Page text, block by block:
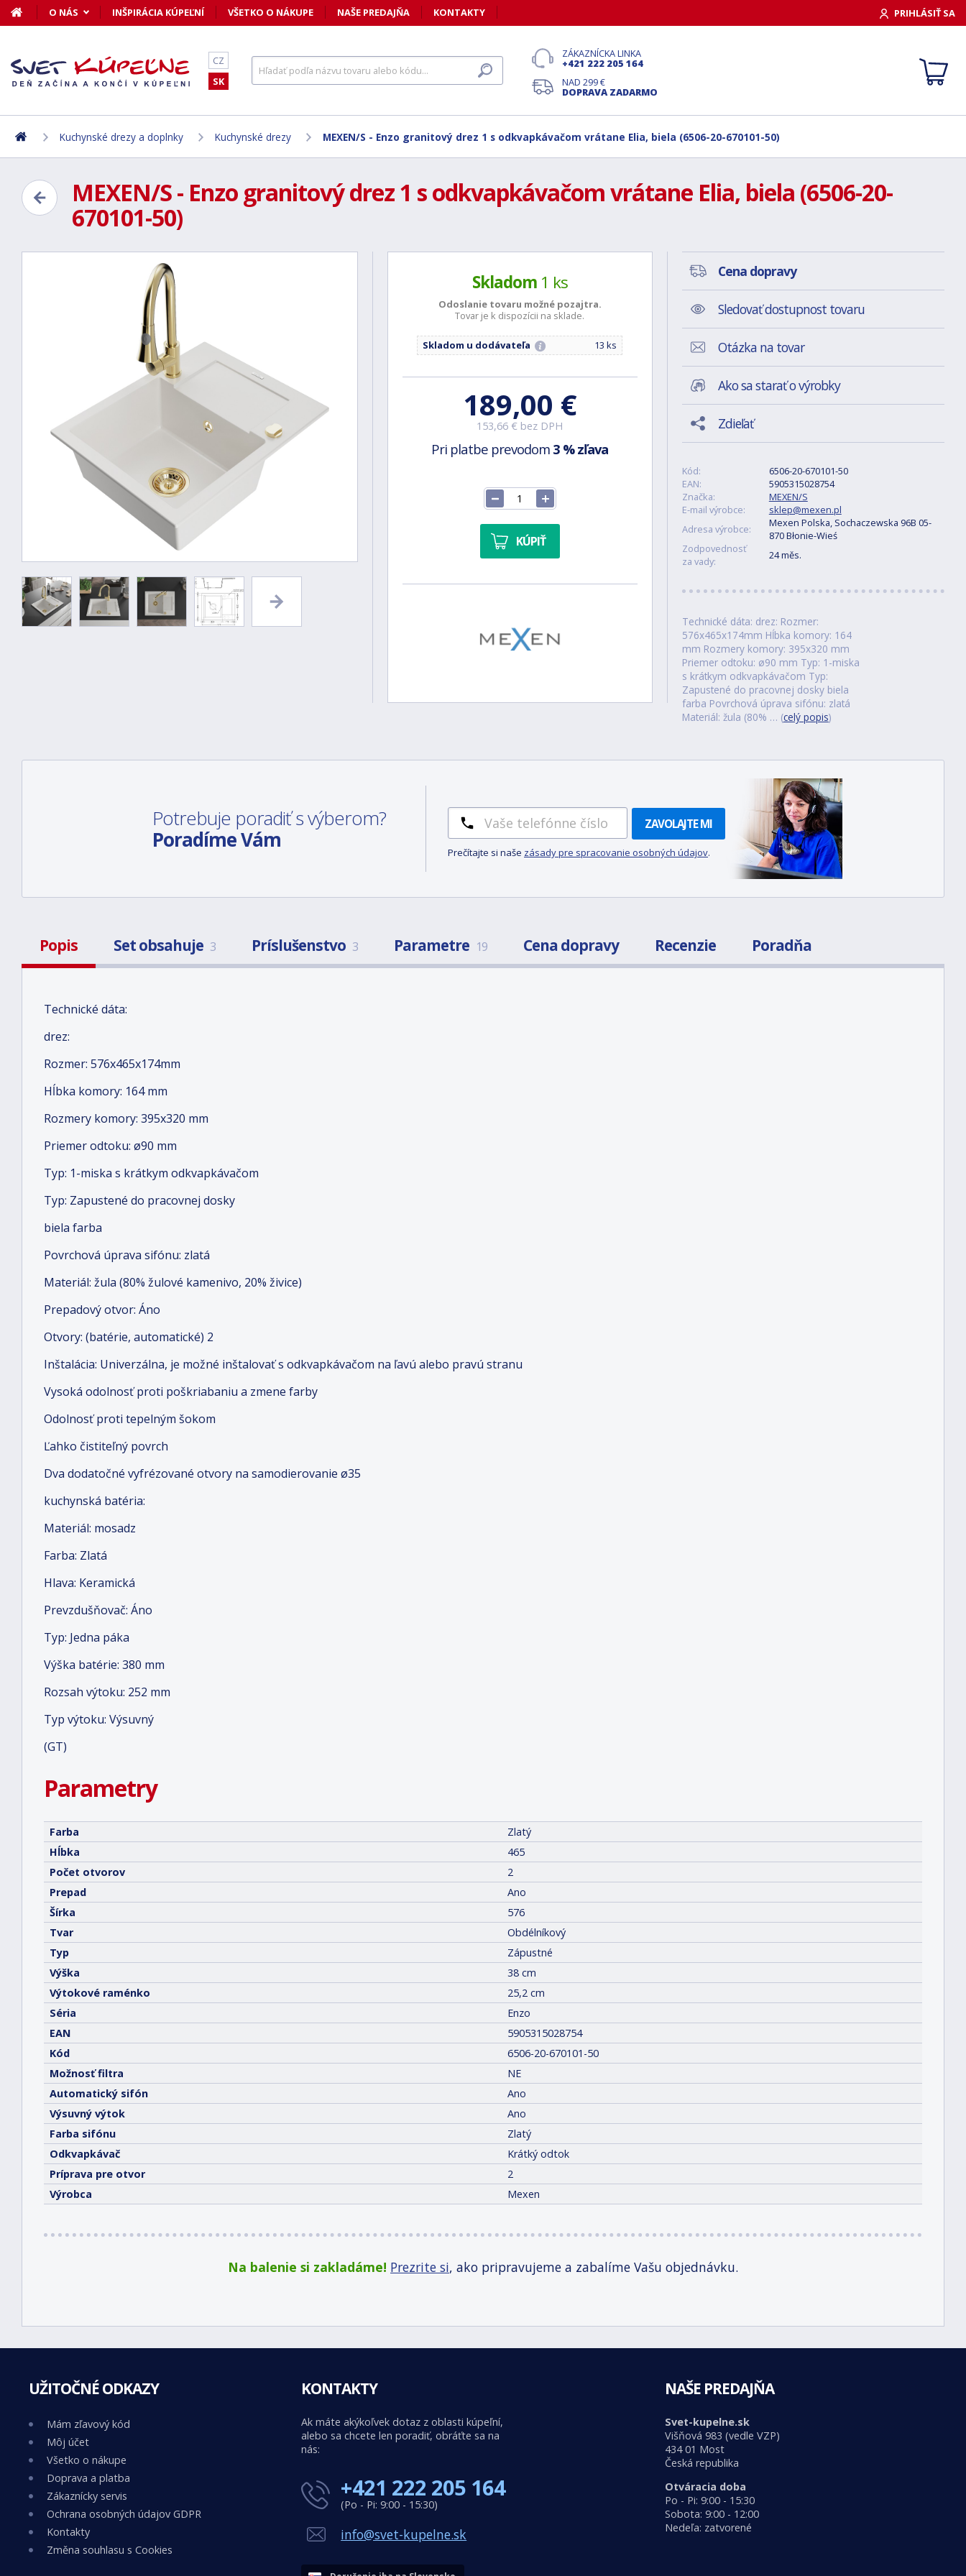
O NÁS INŠPIRÁCIA KÚPEĽNÍ VŠETKO O NÁKUPE NAŠE PREDAJŇA KONTAKTY PRIHLÁSIŤ SA
CZ
SK
ZÁKAZNÍCKA LINKA
+421 222 205 164
NAD 299 €
DOPRAVA ZADARMO
Kuchynské drezy a doplnky Kuchynské drezy MEXEN/S - Enzo granitový drez 1 s odkvapkávačom vrátane Elia, biela (6506-20-670101-50)
MEXEN/S - Enzo granitový drez 1 s odkvapkávačom vrátane Elia, biela (6506-20-
670101-50)
Skladom1 ks
Odoslanie tovaru možné pozajtra.
Tovar je k dispozícii na sklade.
Skladom u dodávateľa 13 ks
189,00 €
153,66 € bez DPH
Pri platbe prevodom 3 % zľava
KÚPIŤ
Cena dopravy
Sledovať dostupnost tovaru
Otázka na tovar
Ako sa starať o výrobky
Zdieľať
Kód:
6506-20-670101-50
EAN:
5905315028754
Značka:
MEXEN/S
E-mail výrobce:
sklep@mexen.pl
Adresa výrobce:
Mexen Polska, Sochaczewska 96B 05-
870 Błonie-Wieś
Zodpovednosť
za vady:
24 měs.
Technické dáta: drez: Rozmer:
576x465x174mm Hĺbka komory: 164
mm Rozmery komory: 395x320 mm
Priemer odtoku: ø90 mm Typ: 1-miska
s krátkym odkvapkávačom Typ:
Zapustené do pracovnej dosky biela
farba Povrchová úprava sifónu: zlatá
Materiál: žula (80% … (celý popis)
Potrebuje poradiť s výberom?
Poradíme Vám
ZAVOLAJTE MI
Prečítajte si naše zásady pre spracovanie osobných údajov.
Popis Set obsahuje 3 Príslušenstvo 3 Parametre 19 Cena dopravy Recenzie Poradňa
Technické dáta:
drez:
Rozmer: 576x465x174mm
Hĺbka komory: 164 mm
Rozmery komory: 395x320 mm
Priemer odtoku: ø90 mm
Typ: 1-miska s krátkym odkvapkávačom
Typ: Zapustené do pracovnej dosky
biela farba
Povrchová úprava sifónu: zlatá
Materiál: žula (80% žulové kamenivo, 20% živice)
Prepadový otvor: Áno
Otvory: (batérie, automatické) 2
Inštalácia: Univerzálna, je možné inštalovať s odkvapkávačom na ľavú alebo pravú stranu
Vysoká odolnosť proti poškriabaniu a zmene farby
Odolnosť proti tepelným šokom
Ľahko čistiteľný povrch
Dva dodatočné vyfrézované otvory na samodierovanie ø35
kuchynská batéria:
Materiál: mosadz
Farba: Zlatá
Hlava: Keramická
Prevzdušňovač: Áno
Typ: Jedna páka
Výška batérie: 380 mm
Rozsah výtoku: 252 mm
Typ výtoku: Výsuvný
(GT)
Parametry
Farba
Zlatý
Hĺbka
465
Počet otvorov
2
Prepad
Ano
Šírka
576
Tvar
Obdélníkový
Typ
Zápustné
Výška
38 cm
Výtokové raménko
25,2 cm
Séria
Enzo
EAN
5905315028754
Kód
6506-20-670101-50
Možnosť filtra
NE
Automatický sifón
Ano
Výsuvný výtok
Ano
Farba sifónu
Zlatý
Odkvapkávač
Krátký odtok
Príprava pre otvor
2
Výrobca
Mexen
Na balenie si zakladáme! Prezrite si, ako pripravujeme a zabalíme Vašu objednávku.
UŽITOČNÉ ODKAZY
Mám zľavový kód
Môj účet
Všetko o nákupe
Doprava a platba
Zákaznícky servis
Ochrana osobných údajov GDPR
Kontakty
Změna souhlasu s Cookies
KONTAKTY
Ak máte akýkoľvek dotaz z oblasti kúpeľní,
alebo sa chcete len poradiť, obráťte sa na
nás:
+421 222 205 164
(Po - Pi: 9:00 - 15:30)
info@svet-kupelne.sk
NAŠE PREDAJŇA
Svet-kupelne.sk
Višňová 983 (vedle VZP)
434 01 Most
Česká republika
Otváracia doba
Po - Pi: 9:00 - 15:30
Sobota: 9:00 - 12:00
Nedeľa: zatvorené